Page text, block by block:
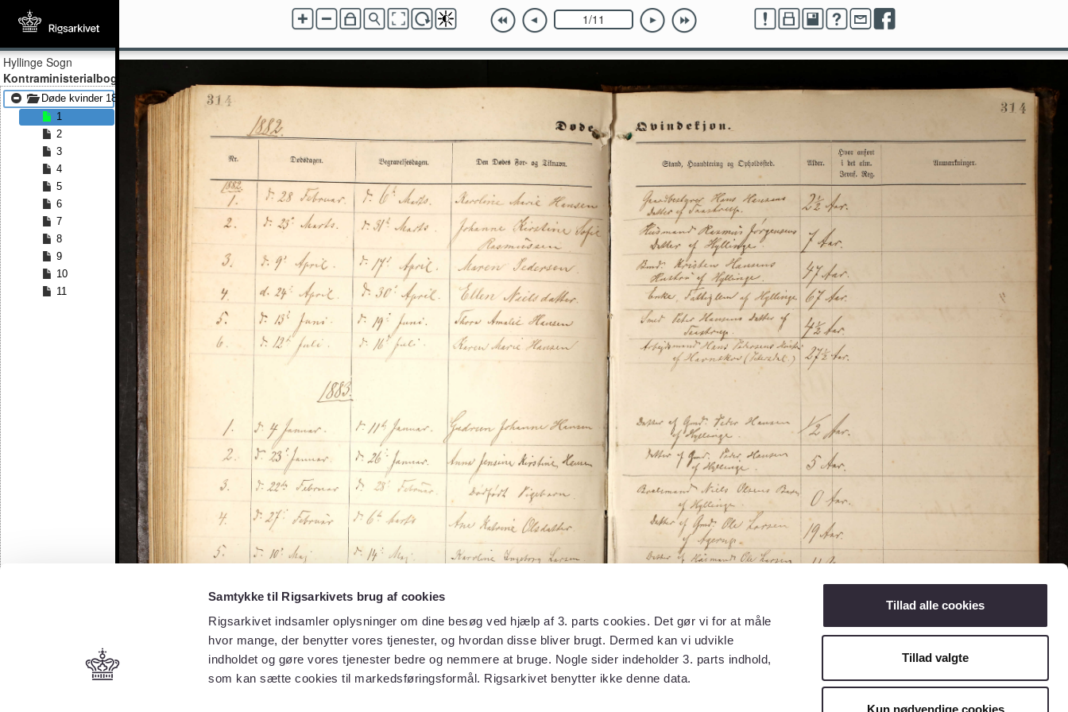
Samtykke til Rigsarkivets brug af cookies
Rigsarkivet indsamler oplysninger om dine besøg ved hjælp af 3. parts cookies. Det gør vi for at måle
hvor mange, der benytter vores tjenester, og hvordan disse bliver brugt. Dermed kan vi udvikle
indholdet og gøre vores tjenester bedre og nemmere at bruge. Nogle sider indeholder 3. parts indhold,
som kan sætte cookies til markedsføringsformål. Rigsarkivet benytter ikke denne data.
Tillad alle cookies
Tillad valgte
Kun nødvendige cookies
Hyllinge Sogn
Kontraministerialbog
Døde kvinder 1882 - Døde kvinder 1891
1
2
3
4
5
6
7
8
9
10
11